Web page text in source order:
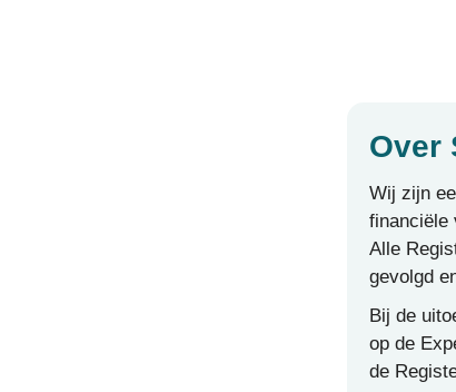
Over
Wij zijn
financiële
Alle
gevolgd
Bij de
op de
de